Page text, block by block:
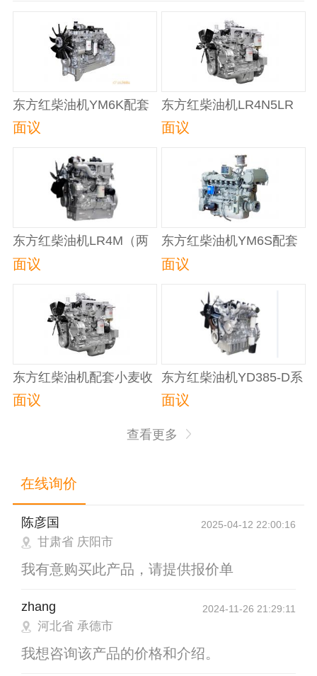
东方红柴油机YM6K配套
拖拉机
面议
东方红柴油机LR4N5LR
配套玉米收获机
面议
东方红柴油机LR4M（两
气门）系列柴油机配套拖
面议
东方红柴油机YM6S配套
船舶机械（辅机）
面议
东方红柴油机配套小麦收
获机
面议
东方红柴油机YD385-D系
列柴油机配套发电机械
面议
查看更多
在线询价
陈彦国 2025-04-12 22:00:16
甘肃省 庆阳市
我有意购买此产品，请提供报价单
zhang 2024-11-26 21:29:11
河北省 承德市
我想咨询该产品的价格和介绍。